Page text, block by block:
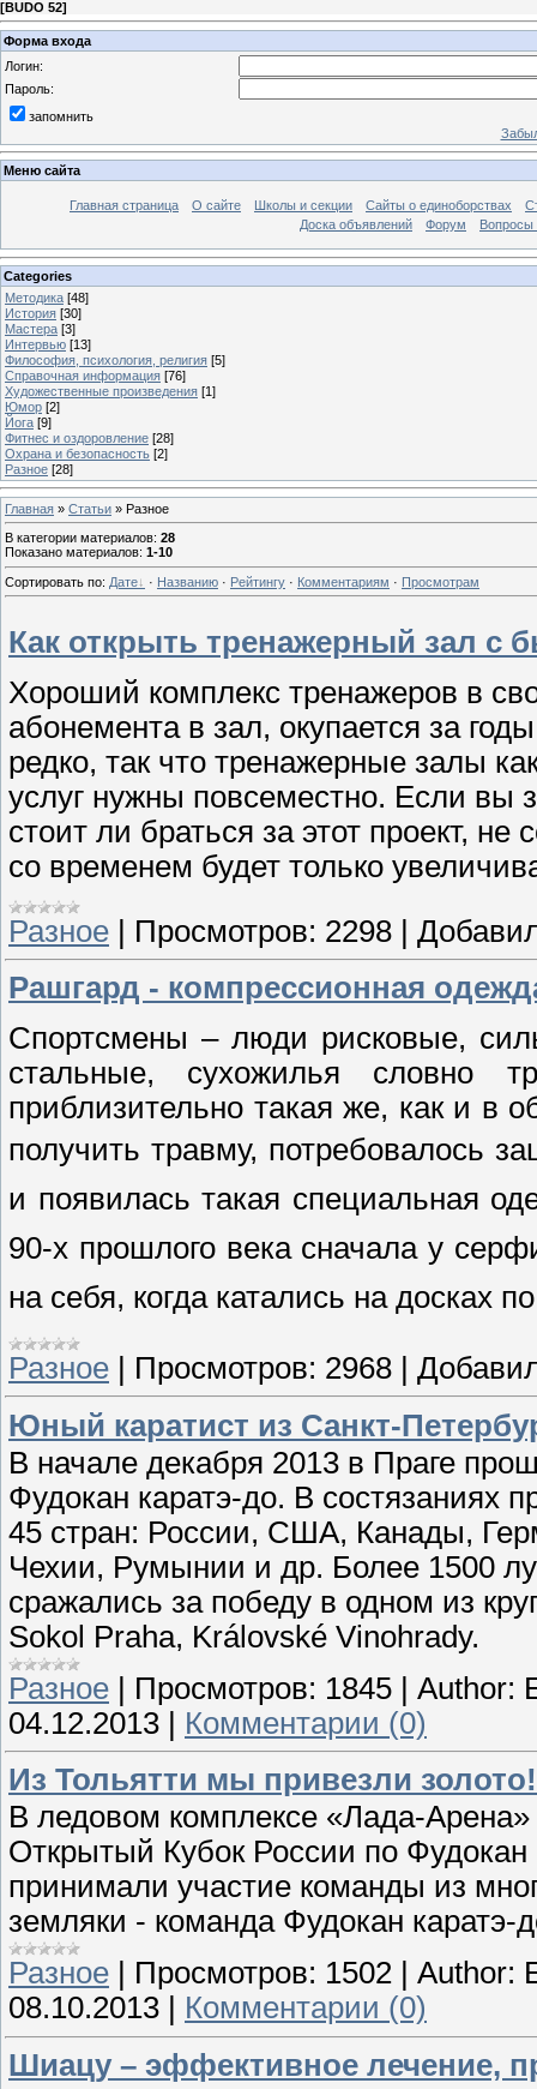
[BUDO 52]
Форма входа
Логин:
Пароль:
запомнить
Меню сайта
Главная страница О сайте Школы и секции Сайты о единоборствах
Доска объявлений
Форум Вопросы
Categories
Методика [48]
История [30]
Мастера [3]
Интервью [13]
Философия, психология, религия [5]
Справочная информация [76]
Художественные произведения [1]
Юмор [2]
Йога [9]
Фитнес и оздоровление [28]
Охрана и безопасность [2]
Разное [28]
Главная » Статьи » Разное
В категории материалов: 28
Показано материалов: 1-10
Сортировать по: Дате · Названию · Рейтингу · Комментариям · Просмотрам
Как открыть тренажерный зал с
Хороший комплекс тренажеров в
абонемента в зал, окупается за
редко, так что тренажерные залы
услуг нужны повсеместно. Если вы
стоит ли браться за этот проект,
со временем будет только
Разное | Просмотров: 2298 |
Рашгард - компрессионная
Спортсмены – люди рисковые,
стальные, сухожилья
приблизительно такая же, как и в
получить травму, потребовалось
и появилась такая специальная
90-х прошлого века сначала у
на себя, когда катались на досках
Разное Просмотров: 2968
Юный каратист из Санкт-
В начале декабря 2013 в Праге
Фудокан каратэ-до. В состязаниях
45 стран: России, США, Канады,
Чехии, Румынии и др. Более 1500
сражались за победу в одном из
Sokol Praha, Královské Vinohrady.
Разное | Просмотров: 1845 | Author:
04.12.2013 | Комментарии (0)
Из Тольятти мы привезли золото!
В ледовом комплексе «Лада-Арена»
Открытый Кубок России по Фудокан
принимали участие команды из
земляки - команда Фудокан каратэ-
Разное
Просмотров: 1502 Author:
08.10.2013
Комментарии (0)
Шиацу – эффективное лечение,